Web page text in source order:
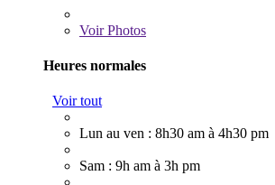
VoirPhotos
Heures normales
Voir tout
Lun au ven : 8h30 am à 4h30 pm
Sam : 9h am à 3h pm